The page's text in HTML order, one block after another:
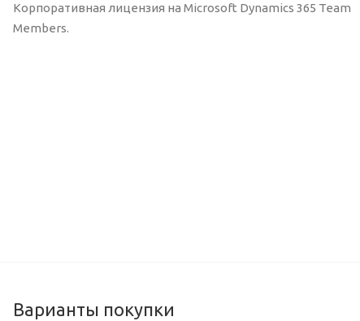
Корпоративная лицензия на Microsoft Dynamics 365 Team
Members.
Варианты покупки